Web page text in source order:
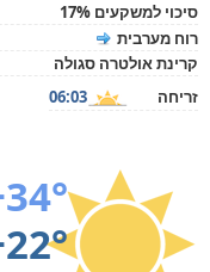
סיכוי למשקעים 17%
רוח מערבית
קרינת אולטרה סגולה
זריחה
06:03